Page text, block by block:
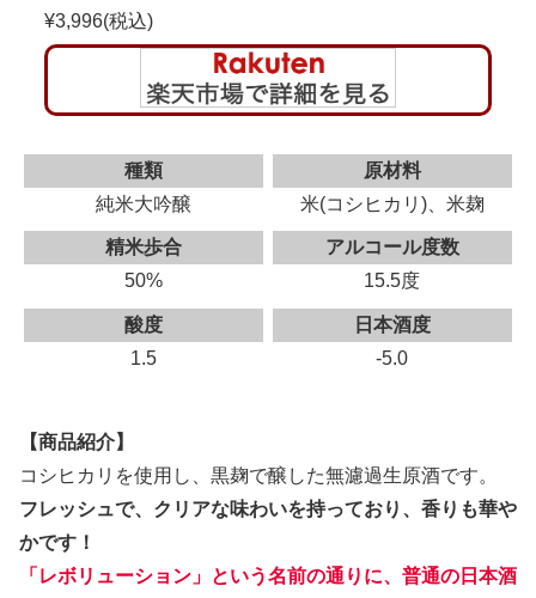
¥3,996(税込)
種類
純米大吟醸
原材料
米(コシヒカリ)、米麹
精米歩合
50%
アルコール度数
15.5度
酸度
1.5
日本酒度
-5.0
【商品紹介】
コシヒカリを使用し、黒麹で醸した無濾過生原酒です。
フレッシュで、クリアな味わいを持っており、香りも華や
かです！
「レボリューション」という名前の通りに、普通の日本酒